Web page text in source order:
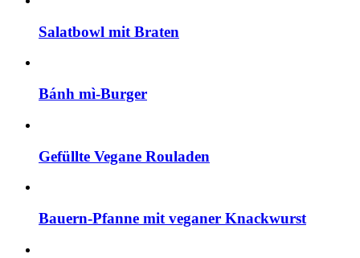
Salatbowl mit Braten
Bánh mì-Burger
Gefüllte Vegane Rouladen
Bauern-Pfanne mit veganer Knackwurst